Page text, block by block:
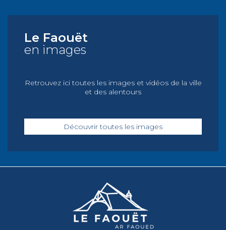
Le Faouët
en images
Retrouvez ici toutes les images et vidéos de la ville
et des alentours
Découvrir toutes les images